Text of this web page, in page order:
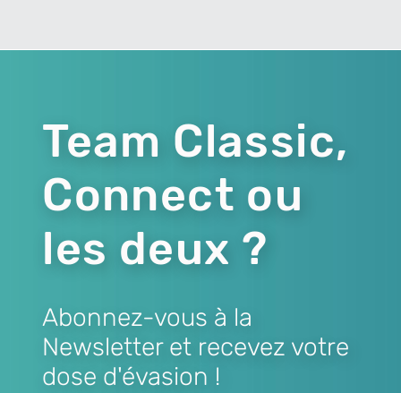
Team Classic,
Connect ou
les deux ?
Abonnez-vous à la
Newsletter et recevez votre
dose d'évasion !